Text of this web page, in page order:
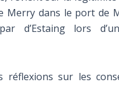
Merry dans le port de
d’Estaing lors
réflexions sur les